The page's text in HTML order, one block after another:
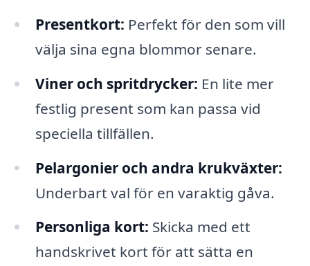
Presentkort: Perfekt för den som vill
välja sina egna blommor senare.
Viner och spritdrycker: En lite mer
festlig present som kan passa vid
speciella tillfällen.
Pelargonier och andra krukväxter:
Underbart val för en varaktig gåva.
Personliga kort: Skicka med ett
handskrivet kort för att sätta en